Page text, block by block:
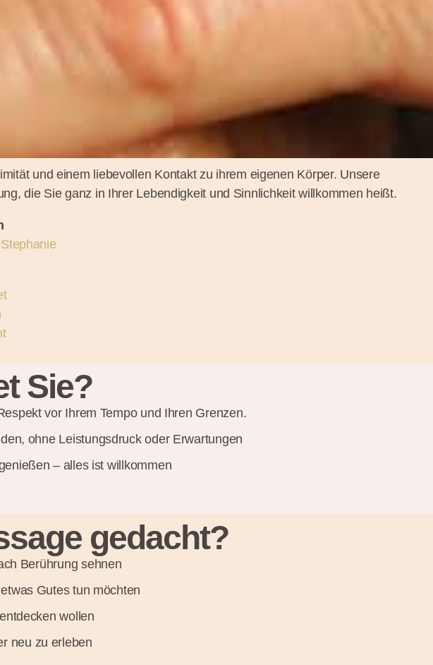
und einem liebevollen Kontakt zu ihrem eigenen Körper. Unsere
die Sie ganz in Ihrer Lebendigkeit und Sinnlichkeit willkommen heißt.
Stephanie
Sie?
vor Ihrem Tempo und Ihren Grenzen.
ohne Leistungsdruck oder Erwartungen
– alles ist willkommen
gedacht?
Berührung sehnen
Gutes tun möchten
wollen
neu zu erleben